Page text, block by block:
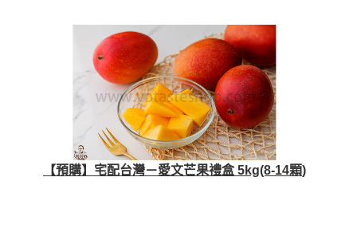
【預購】宅配台灣－愛文芒果禮盒 5kg(8-14顆)